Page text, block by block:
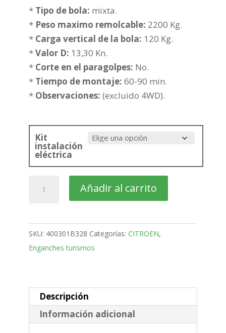
desde
424,71€
460,43€
* Tipo de bola: mixta.
* Peso maximo remolcable: 2200 Kg.
* Carga vertical de la bola: 120 Kg.
*Valor D: 13,30 Kn.
* Corte en el paragolpes: No.
* Tiempo de montaje: 60-90 min.
* Observaciones: (excluido 4WD).
Kit
instalación
eléctrica
Jumper
Bola
mixta
de
cantidad
Añadir al carrito
SKU: 400301B328 Categorías: CITROEN,
Enganches turismos
Descripción
Información adicional